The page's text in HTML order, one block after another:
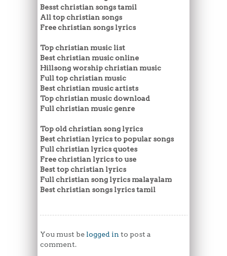
Besst christian songs tamil
All top christian songs
Free christian songs lyrics
Top christian music list
Best christian music online
Hillsong worship christian music
Full top christian music
Best christian music artists
Top christian music download
Full christian music genre
Top old christian song lyrics
Best christian lyrics to popular songs
Full christian lyrics quotes
Free christian lyrics to use
Best top christian lyrics
Full christian song lyrics malayalam
Best christian songs lyrics tamil
You must be logged in to post a
comment.